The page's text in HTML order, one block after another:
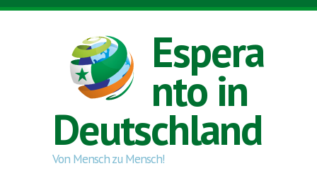
Direkt zum Inhalt
Espera
nto in
Deutschland
Von Mensch zu Mensch!